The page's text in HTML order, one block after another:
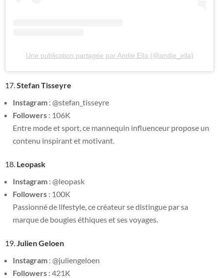
Une publication partagée par Andie Ella (@andie_ella)
17.Stefan Tisseyre
Instagram : @stefan_tisseyre
Followers : 106K
Entre mode et sport, ce mannequin influenceur propose un
contenu inspirant et motivant.
18. Leopask
Instagram : @leopask
Followers : 100K
Passionné de lifestyle, ce créateur se distingue par sa
marque de bougies éthiques et ses voyages.
19.Julien Geloen
Instagram : @juliengeloen
Followers : 421K